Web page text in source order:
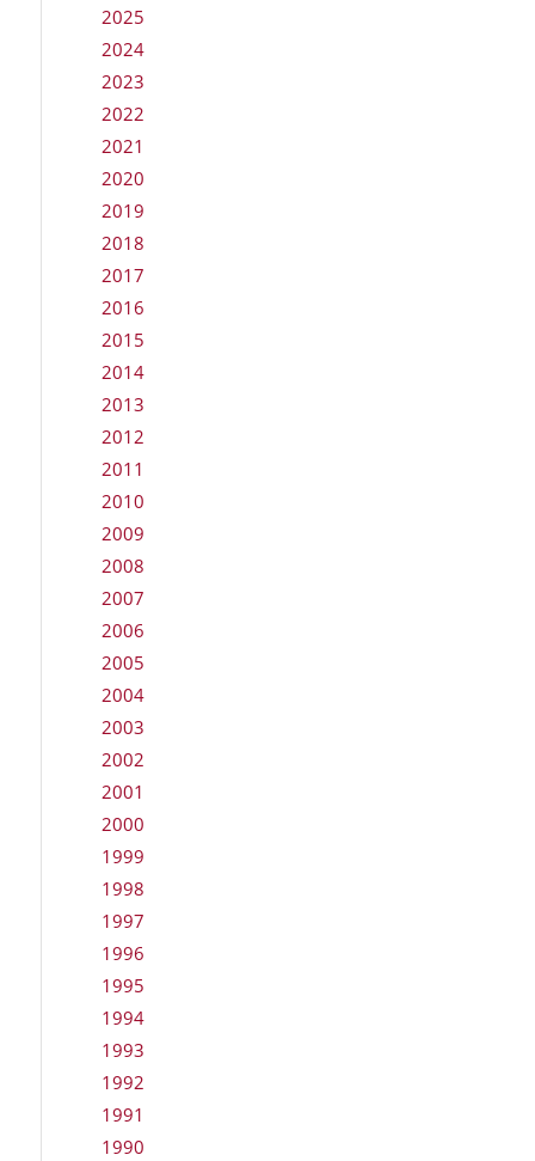
2025
2024
2023
2022
2021
2020
2019
2018
2017
2016
2015
2014
2013
2012
2011
2010
2009
2008
2007
2006
2005
2004
2003
2002
2001
2000
1999
1998
1997
1996
1995
1994
1993
1992
1991
1990